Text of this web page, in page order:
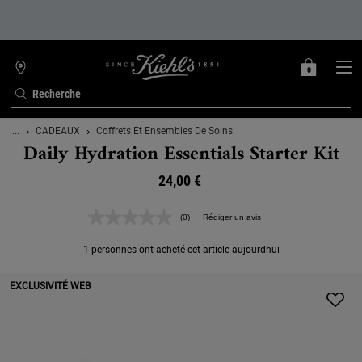
Recherche
TROUVER
UNE
BOUTIQUE
MON
0
0 PRODUIT
Contenu principal
... CADEAUX Coffrets Et Ensembles De Soins
Daily Hydration Essentials Starter Kit
24,00 €
Aucune
de
(0) Rédiger un avis
1 personnes ont acheté cet article aujourdhui
EXCLUSIVITÉ WEB